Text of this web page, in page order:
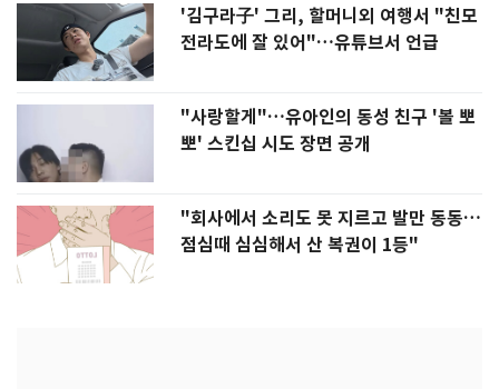
'김구라子' 그리, 할머니외 여행서 "친모
전라도에 잘 있어"…유튜브서 언급
"사랑할게"…유아인의 동성 친구 '볼 뽀
뽀' 스킨십 시도 장면 공개
"회사에서 소리도 못 지르고 발만 동동…
점심때 심심해서 산 복권이 1등"